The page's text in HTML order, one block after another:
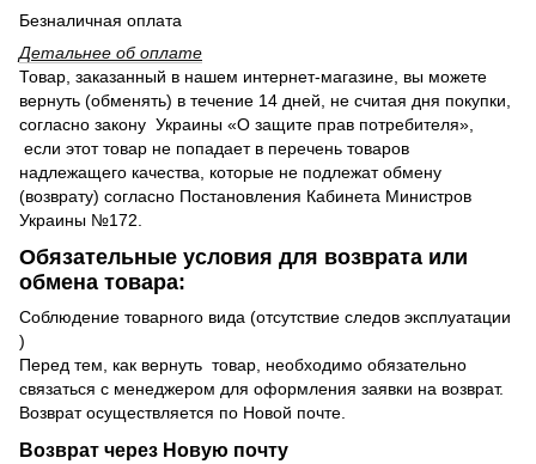
Безналичная оплата
Детальнее об оплате
Товар, заказанный в нашем интернет-магазине, вы можете
вернуть (обменять) в течение 14 дней, не считая дня покупки,
согласно закону Украины «О защите прав потребителя»,
если этот товар не попадает в перечень товаров
надлежащего качества, которые не подлежат обмену
(возврату) согласно Постановления Кабинета Министров
Украины №172.
Обязательные условия для возврата или
обмена товара:
Соблюдение товарного вида (отсутствие следов эксплуатации
)
Перед тем, как вернуть товар, необходимо обязательно
связаться с менеджером для оформления заявки на возврат.
Возврат осуществляется по Новой почте.
Возврат через Новую почту